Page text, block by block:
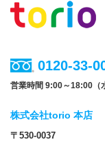
0120-33-
営業時間 9:00～18:00（
株式会社torio 本店
〒530-0037